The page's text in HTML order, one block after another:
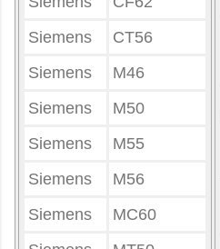
Siemens
CT56
Siemens
M46
Siemens
M50
Siemens
M55
Siemens
M56
Siemens
MC60